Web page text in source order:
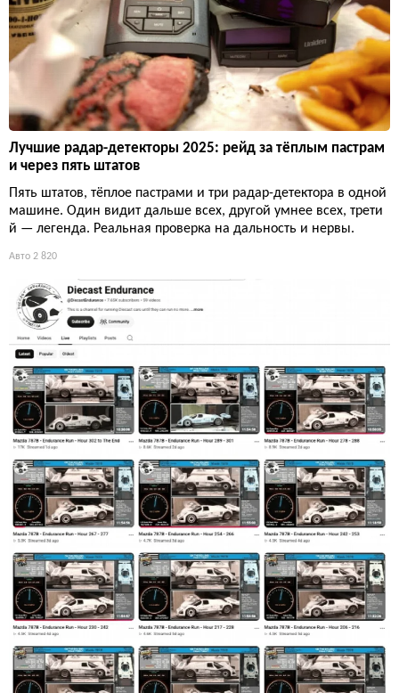
Лучшие радар-детекторы 2025: рейд за тёплым пастрам
и через пять штатов
Пять штатов, тёплое пастрами и три радар-детектора в одной
машине. Один видит дальше всех, другой умнее всех, трети
й — легенда. Реальная проверка на дальность и нервы.
Авто 2 820